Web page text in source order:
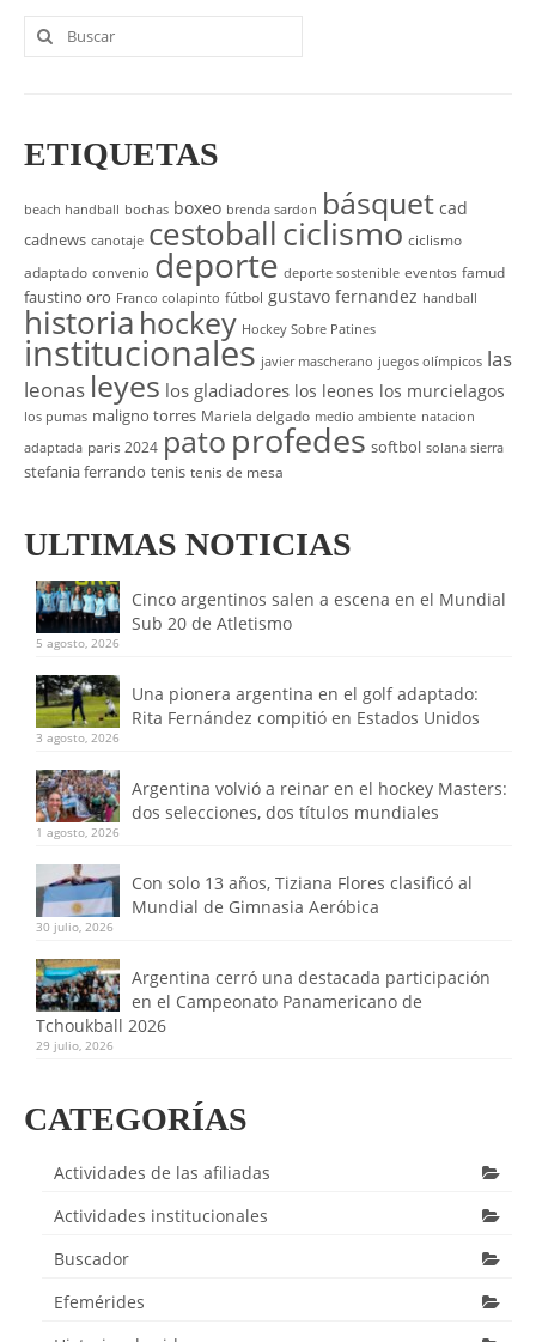
DE
ENTRADAS
Buscar
por:
ETIQUETAS
beach handball bochas boxeo brenda sardon básquet cad
cadnews canotaje cestoballciclismo ciclismo
adaptado convenio deporte deporte sostenible eventos famud
faustino oro Franco colapinto fútbol gustavo fernandez handball
historia hockey Hockey Sobre Patines
institucionales javier mascherano juegos olímpicos las
leonas leyes los gladiadores los leones los murcielagos
los pumas maligno torres Mariela delgado medio ambiente natacion
adaptada paris 2024 pato profedes softbol solana sierra
stefania ferrando tenis tenis de mesa
ULTIMAS NOTICIAS
Cinco argentinos salen a escena en el Mundial
Sub 20 de Atletismo
5 agosto, 2026
Una pionera argentina en el golf adaptado:
Rita Fernández compitió en Estados Unidos
3 agosto, 2026
Argentina volvió a reinar en el hockey Masters:
dos selecciones, dos títulos mundiales
1 agosto, 2026
Con solo 13 años, Tiziana Flores clasificó al
Mundial de Gimnasia Aeróbica
30 julio, 2026
Argentina cerró una destacada participación
en el Campeonato Panamericano de
Tchoukball 2026
29 julio, 2026
CATEGORÍAS
Actividades de las afiliadas
Actividades institucionales
Buscador
Efemérides